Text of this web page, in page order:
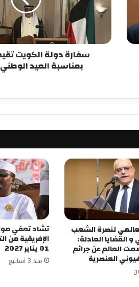
سفارة دولة الكويت
بمناسبة العيد
لنصرة الشعب
القضايا العادلة:
العالم عن جرائم
العنصرية
تشاد تعفي
الإفريقية من
01 يناير 2027
منذ 3 أسابيع